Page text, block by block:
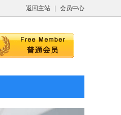
返回主站 会员中心